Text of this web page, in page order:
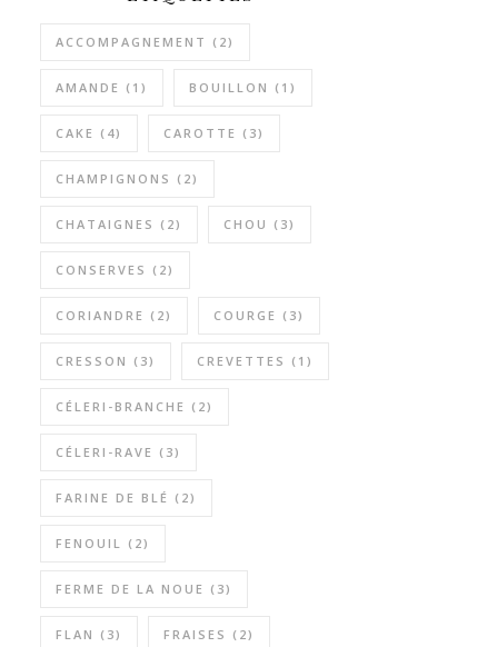
ACCOMPAGNEMENT (2)
AMANDE (1) BOUILLON (1)
CAKE (4) CAROTTE (3)
CHAMPIGNONS (2)
CHATAIGNES (2) CHOU (3)
CONSERVES (2)
CORIANDRE (2) COURGE (3)
CRESSON (3) CREVETTES (1)
CÉLERI-BRANCHE (2)
CÉLERI-RAVE (3)
FARINE DE BLÉ (2)
FENOUIL (2)
FERME DE LA NOUE (3)
FLAN (3) FRAISES (2)